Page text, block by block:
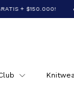
HOY 20% OFF con